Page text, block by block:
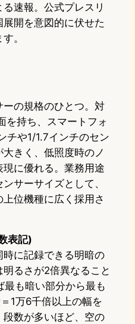
速報。公式プレスリ
開を意図的に伏せた
。
の規格のひとつ。対
を持ち、スマートフォ
チや1/1.7インチのセン
きく、低照度時のノ
に優れる。業務用途
サーサイズとして、
位機種に広く採用さ
表記)
に記録できる明暗の
るさが2倍異なること
最も暗い部分から最も
1万6千倍以上の幅を
数が多いほど、空の